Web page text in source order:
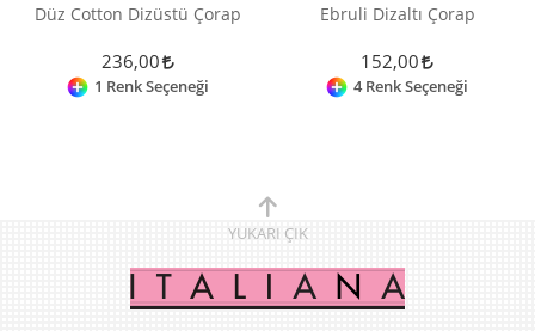
Düz Cotton Dizüstü Çorap
236,00
1 Renk Seçeneği
Ebruli Dizaltı Çorap
152,00
4 Renk Seçeneği
YUKARI ÇIK